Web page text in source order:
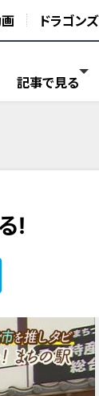
ドラゴンズ
記事で見る
!